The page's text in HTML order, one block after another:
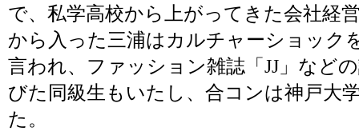
で、私学高校から上がってきた会社経
から入った三浦はカルチャーショック
言われ、ファッション雑誌「JJ」など
びた同級生もいたし、合コンは神戸大
た。